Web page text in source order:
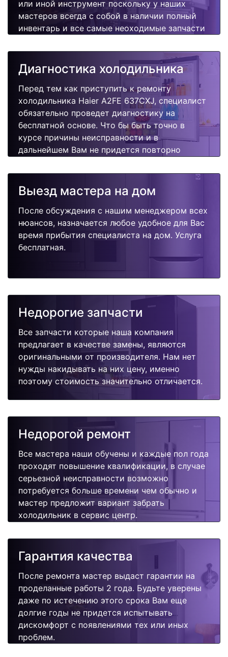
или иной инструмент поскольку у наших
мастеров всегда с собой в наличии полный
инвентарь и все самые неоходимые запчасти
быстро, качественно и недорого.
Диагностика холодильника
Перед тем как приступить к ремонту
холодильника Haier A2FE 637CXJ, специалист
обязательно проведет диагностику на
бесплатной основе. Что бы быть точно в
курсе причины неисправности и в
дальнейшем Вам не придется повторно
поломок.
Выезд мастера на дом
После обсуждения с нашим менеджером всех
нюансов, назначается любое удобное для Вас
время прибытия специалиста на дом. Услуга
бесплатная.
Недорогие запчасти
Все запчасти которые наша компания
предлагает в качестве замены, являются
оригинальными от производителя. Нам нет
нужды накидывать на них цену, именно
поэтому стоимость значительно отличается.
Недорогой ремонт
Все мастера наши обучены и каждые пол года
проходят повышение квалификации, в случае
серьезной неисправности возможно
потребуется больше времени чем обычно и
мастер предложит вариант забрать
холодильник в сервис центр.
Гарантия качества
После ремонта мастер выдаст гарантии на
проделанные работы 2 года. Будьте уверены
даже по истечению этого срока Вам еще
долгие годы не придется испытывать
дискомфорт с появлениями тех или иных
проблем.